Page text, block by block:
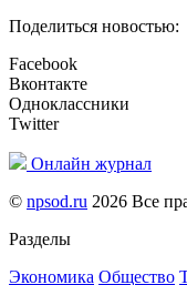
Поделиться новостью:
Facebook
Вконтакте
Одноклассники
Twitter
Онлайн журнал
© npsod.ru 2026 Все
Разделы
Экономика Общество